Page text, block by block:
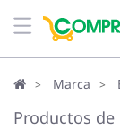
Defecto
Marca
Productos de